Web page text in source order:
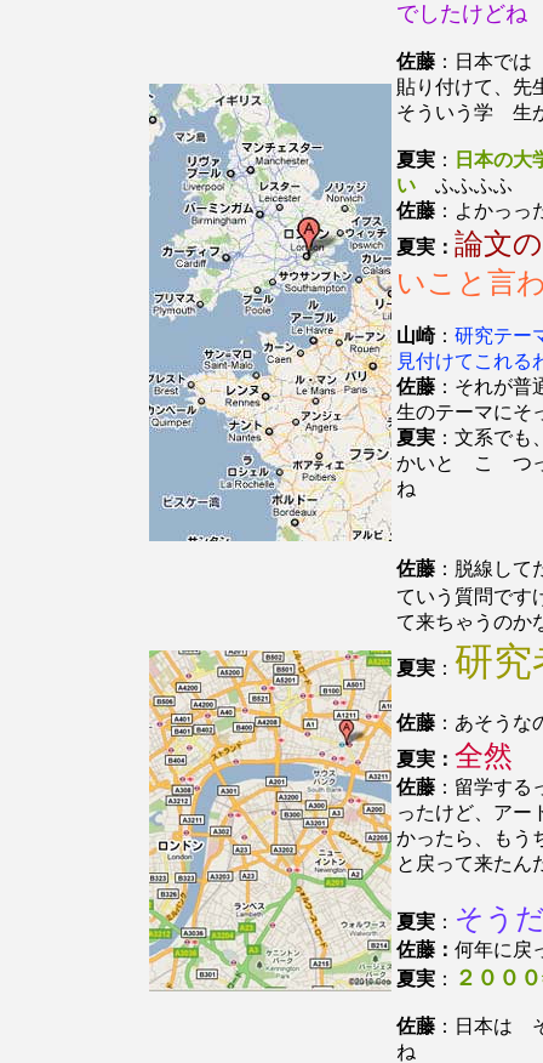
でしたけどね
佐藤 ：日本で
貼り付けて、先
そういう学 生
夏実 ：
日本の大
い ふふふふ
佐藤 ：よかっ
夏実： 論文
いこと言
山崎： 研究テー
見付けてこれる
佐藤 ：それが
生のテーマに
夏実 ：文系でも
かいと こ つっ
ね
佐藤 ：脱線し
ていう質問です
て来ちゃうのか
夏実 ： 研
佐藤 ：あそうな
夏実： 全然
佐藤 ：留学す
ったけど、ア
かったら、もう
と戻って来たん
夏実 ： そう
佐藤： 何年に戻
夏実 ： ２００
佐藤 ：日本は
ね